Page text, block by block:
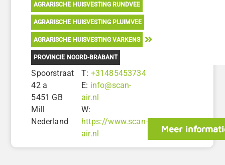
AGRARISCHE HUISVESTING RUNDVEE
AGRARISCHE HUISVESTING PLUIMVEE
AGRARISCHE HUISVESTING VARKENS
PROVINCIE NOORD-BRABANT
Spoorstraat
42 a
5451 GB
Mill
Nederland
T: +31485453734
E: info@scan-
air.nl
W:
https://www.scan-
air.nl
Meer